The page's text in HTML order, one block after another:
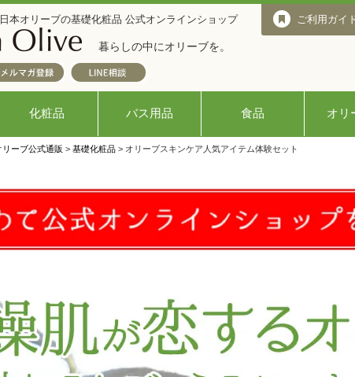
本オリーブの基礎化粧品 公式オンラインショップ
暮らしの中にオリーブを。
ご利用ガイ
化粧品 バス用品 食品 オリ
ーブ公式通販 > 基礎化粧品 > オリーブスキンケア人気アイテム体験セット